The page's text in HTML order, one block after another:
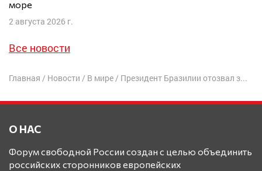
море
2 августа 2026 г.
Все новости
Главная / Новости / В мире/ Президент Бразилии отозвал заявление о том, что Путина не арестуют по приезде в его страну
О НАС
Форум свободной России создан с целью объединить
российских сторонников европейских